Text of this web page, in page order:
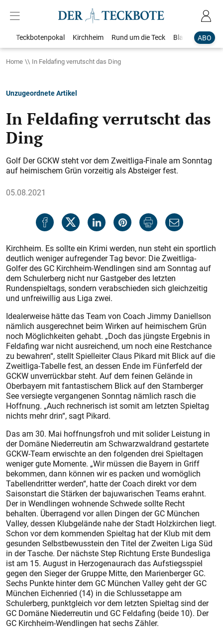
ABO
Teckbotenpokal Kirchheim Rund um die Teck Blaulicht
Home In Feldafing verrutscht das Ding
Unzugeordnete Artikel
In Feldafing verrutscht das
Ding
Golf Der GCKW steht vor dem Zweitliga-Finale am Sonntag
auf heimischem Grün vorzeitig als Absteiger fest.
05.08.2021
Kirchheim. Es sollte ein Krimi werden, nun steht ein sportlich
deutlich weniger aufregender Tag bevor: Die Zweitliga-
Golfer des GC Kirchheim-Wendlingen sind am Sonntag auf
dem Schulerberg nicht nur Gastgeber des letzten
Rundenspieltags, sondern verabschieden sich gleichzeitig
und unfreiwillig aus Liga zwei.
Idealerweise hätte das Team von Coach Jimmy Daniellson
nämlich ausgerechnet beim Wirken auf heimischem Grün
noch Möglichkeiten gehabt. „Doch das jüngste Ergebnis in
Feldafing war nicht ausreichend, um noch eine Restchance
zu bewahren“, stellt Spielleiter Claus Pikard mit Blick auf die
Zweitliga-Tabelle fest, an dessen Ende im Fünferfeld der
GCKW unverrückbar steht. Auf dem feinen Gelände in
Oberbayern mit fantastischem Blick auf den Starnberger
See versiegte vergangenen Sonntag nämlich rasch die
Hoffnung. „Auch rechnerisch ist somit am letzten Spieltag
nichts mehr drin“, sagt Pikard.
Das am 30. Mai hoffnungsfroh und mit solider Leistung in
der Domäne Niederreutin am Schwarzwaldrand gestartete
GCKW-Team erwischte an den folgenden drei Spieltagen
weniger gute Momente. „Wir müssen die Bayern in Griff
bekommen, dann können wir es packen und womöglich
Tabellendritter werden“, hatte der Coach direkt vor dem
Saisonstart die Stärken der bajuwarischen Teams erahnt.
Der in Wendlingen wohnende Schwede sollte Recht
behalten. Überragend vor allen Dingen der GC München
Valley, dessen Klubgelände nahe der Stadt Holzkirchen liegt.
Schon vor dem kommenden Spieltag hat der Klub mit dem
gesunden Selbstbewusstein den Titel der Zweiten Liga Süd
in der Tasche. Der nächste Step Richtung Erste Bundesliga
ist am 15. August in Herzogenaurach das Aufstiegsspiel
gegen den Sieger der Gruppe Mitte, den Marienberger GC.
Sechs Punkte hinter dem GC München Valley geht der GC
München Eichenried (14) in die Schlussetappe am
Schulerberg, punktgleich vor dem letzten Spieltag sind der
GC Domäne Niederreutin und GC Feldafing (beide 10). Der
GC Kirchheim-Wendlingen hat sechs Zähler.